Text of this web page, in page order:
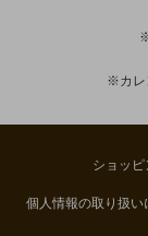
※カレ
ショッ
個人情報の取り扱い